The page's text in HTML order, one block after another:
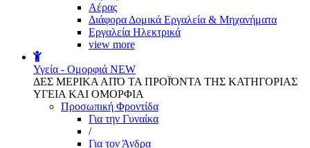
Αέρας
Διάφορα Δομικά Εργαλεία & Μηχανήματα
Εργαλεία Ηλεκτρικά
view more
Υγεία - Ομορφιά NEW
ΔΕΣ ΜΕΡΙΚΑ ΑΠΌ ΤΑ ΠΡΟΪΌΝΤΑ ΤΗΣ ΚΑΤΗΓΟΡΙΑΣ
ΥΓΕΙΑ ΚΑΙ ΟΜΟΡΦΙΑ
Προσωπική Φροντίδα
Για την Γυναίκα
/
Για τον Άνδρα